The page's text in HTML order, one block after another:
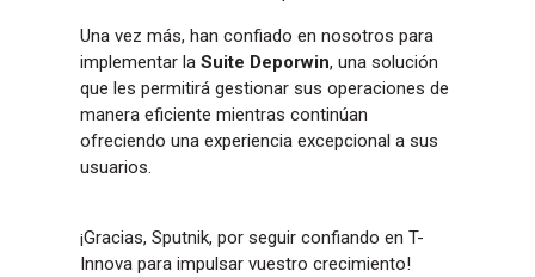
Una vez más, han confiado en nosotros para
implementar laSuite Deporwin, una solución
que les permitirá gestionar sus operaciones de
manera eficiente mientras continúan
ofreciendo una experiencia excepcional a sus
usuarios.
¡Gracias, Sputnik, por seguir confiando en T-
Innova para impulsar vuestro crecimiento!